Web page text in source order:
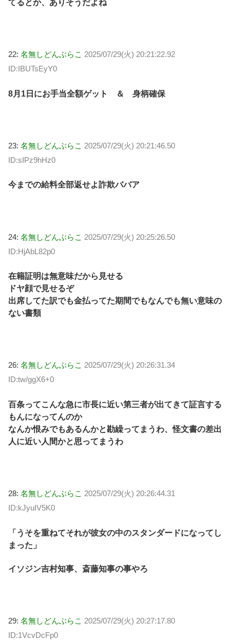
てるとか、ありそうだよね
22: 名無しどんぶらこ 2025/07/29(火) 20:21:22.92
ID:IBUTsEyY0
8月1日にお手当全額ゲット ＆ 身柄確保
23: 名無しどんぶらこ 2025/07/29(火) 20:21:46.50
ID:sIPz9hHz0
今までの給料全部返せよ詐欺ババア
24: 名無しどんぶらこ 2025/07/29(火) 20:25:26.50
ID:HjAbL82p0
在籍証明は無意味だから見せる
ドヤ顔で見せるぞ
出席してた訳でも金払ってた期間でもなんでも無い意味の
ない書類
26: 名無しどんぶらこ 2025/07/29(火) 20:26:31.34
ID:tw/ggX6+0
百条ってこんな急に市長に近い第三者が出てきて証言する
もんになってんのか
なんか恨みでもあるんかと勘繰ってまうわ、怪文書の差出
人に近い人間かと思ってまうわ
28: 名無しどんぶらこ 2025/07/29(火) 20:26:44.31
ID:kJyuIV5K0
「うそを重ねてそれが彼女の中のスタンダードになってし
まった」
イソジン吉村知事、斎藤知事の事やろ
29: 名無しどんぶらこ 2025/07/29(火) 20:27:17.80
ID:1VcvDcFp0